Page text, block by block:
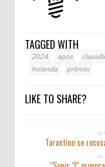
TAGGED WITH
2024 após
holanda
prêmio
LIKE TO SHARE?
Tarantino se